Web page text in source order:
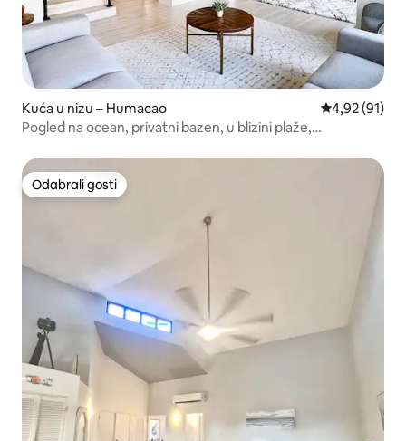
Kuća u nizu – Humacao Prosječna
4,92 (91)
Pogled na ocean, privatni bazen, u blizini plaže,
Odabrali gosti
Odabrali gosti